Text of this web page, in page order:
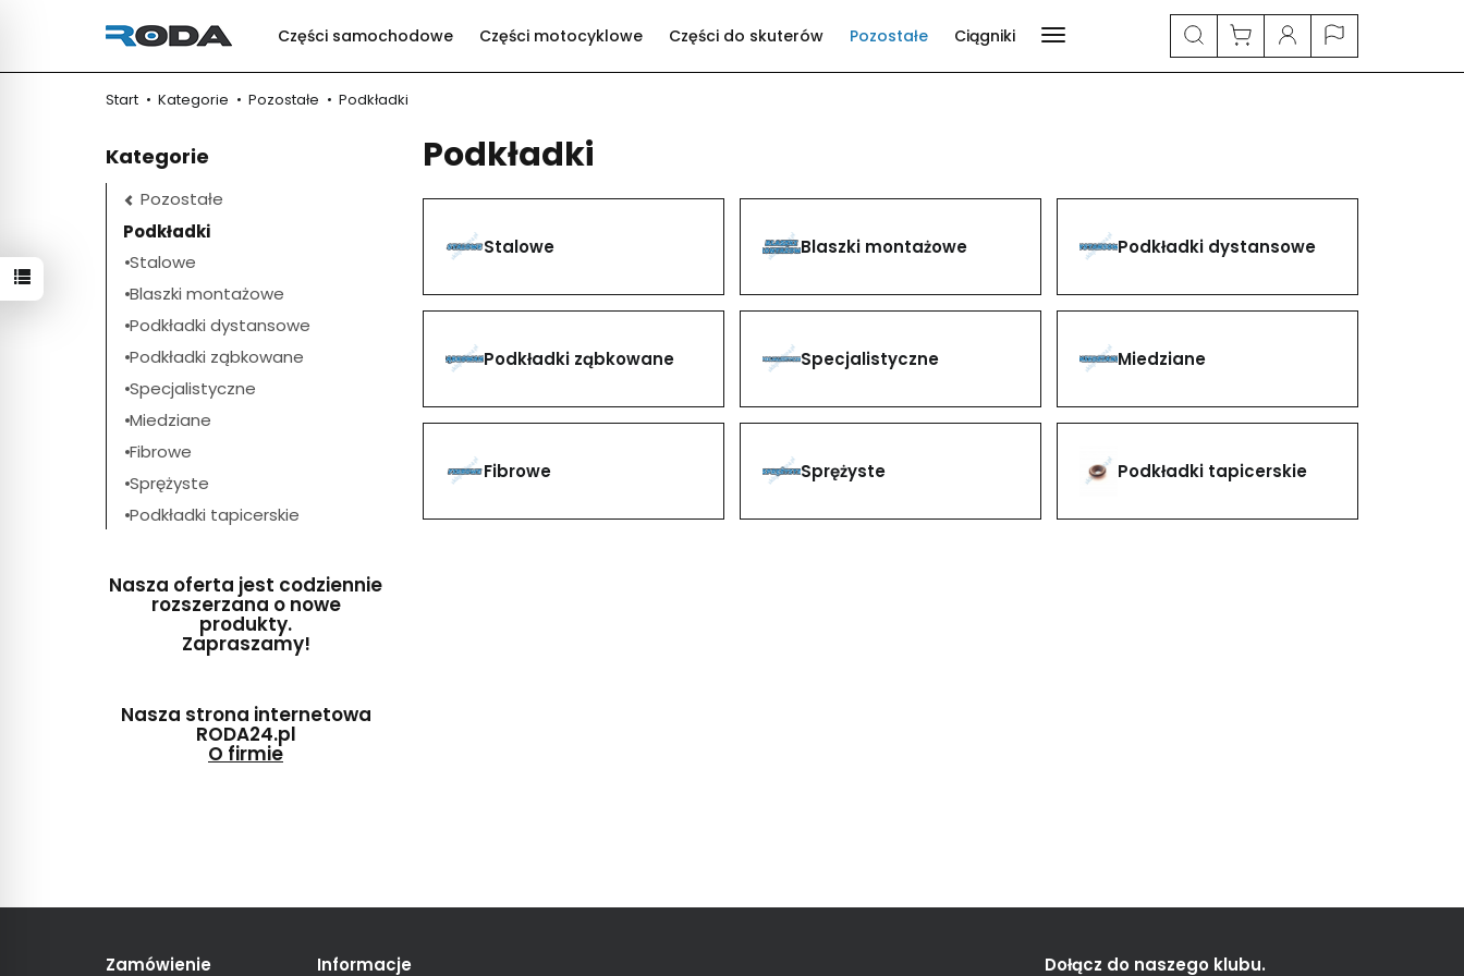
Części samochodowe Części motocyklowe Części do skuterów Pozostałe Ciągniki
Start Kategorie Pozostałe Podkładki
Podkładki
Stalowe Blaszki montażowe Podkładki dystansowe
Podkładki ząbkowane Specjalistyczne Miedziane
Fibrowe Sprężyste Podkładki tapicerskie
Kategorie
Pozostałe
Podkładki
Stalowe
Blaszki montażowe
Podkładki dystansowe
Podkładki ząbkowane
Specjalistyczne
Miedziane
Fibrowe
Sprężyste
Podkładki tapicerskie
Nasza oferta jest codziennie
rozszerzana o nowe
produkty.
Zapraszamy!
Nasza strona internetowa
RODA24.pl
O firmie
Zamówienie Informacje Dołącz do naszego klubu.